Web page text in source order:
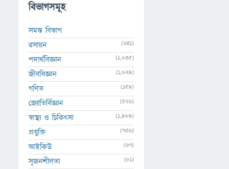
বিভাগসমূহ
সমস্ত বিভাগ
রসায়ন
(641)
পদার্থবিজ্ঞান (1,035)
জীববিজ্ঞান (1,829)
গণিত (159)
জ্যোতির্বিজ্ঞান (526)
স্বাস্থ্য ও চিকিৎসা (1,989)
প্রযুক্তি (736)
আইকিউ (67)
সৃজনশীলতা (81)